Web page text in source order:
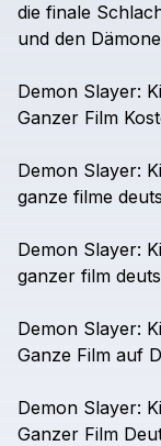
die finale
und den
Demon Slayer:
Ganzer Film
Demon Slayer:
ganze filme
Demon Slayer:
ganzer film
Demon Slayer:
Ganze Film auf
Demon Slayer:
Ganzer Film